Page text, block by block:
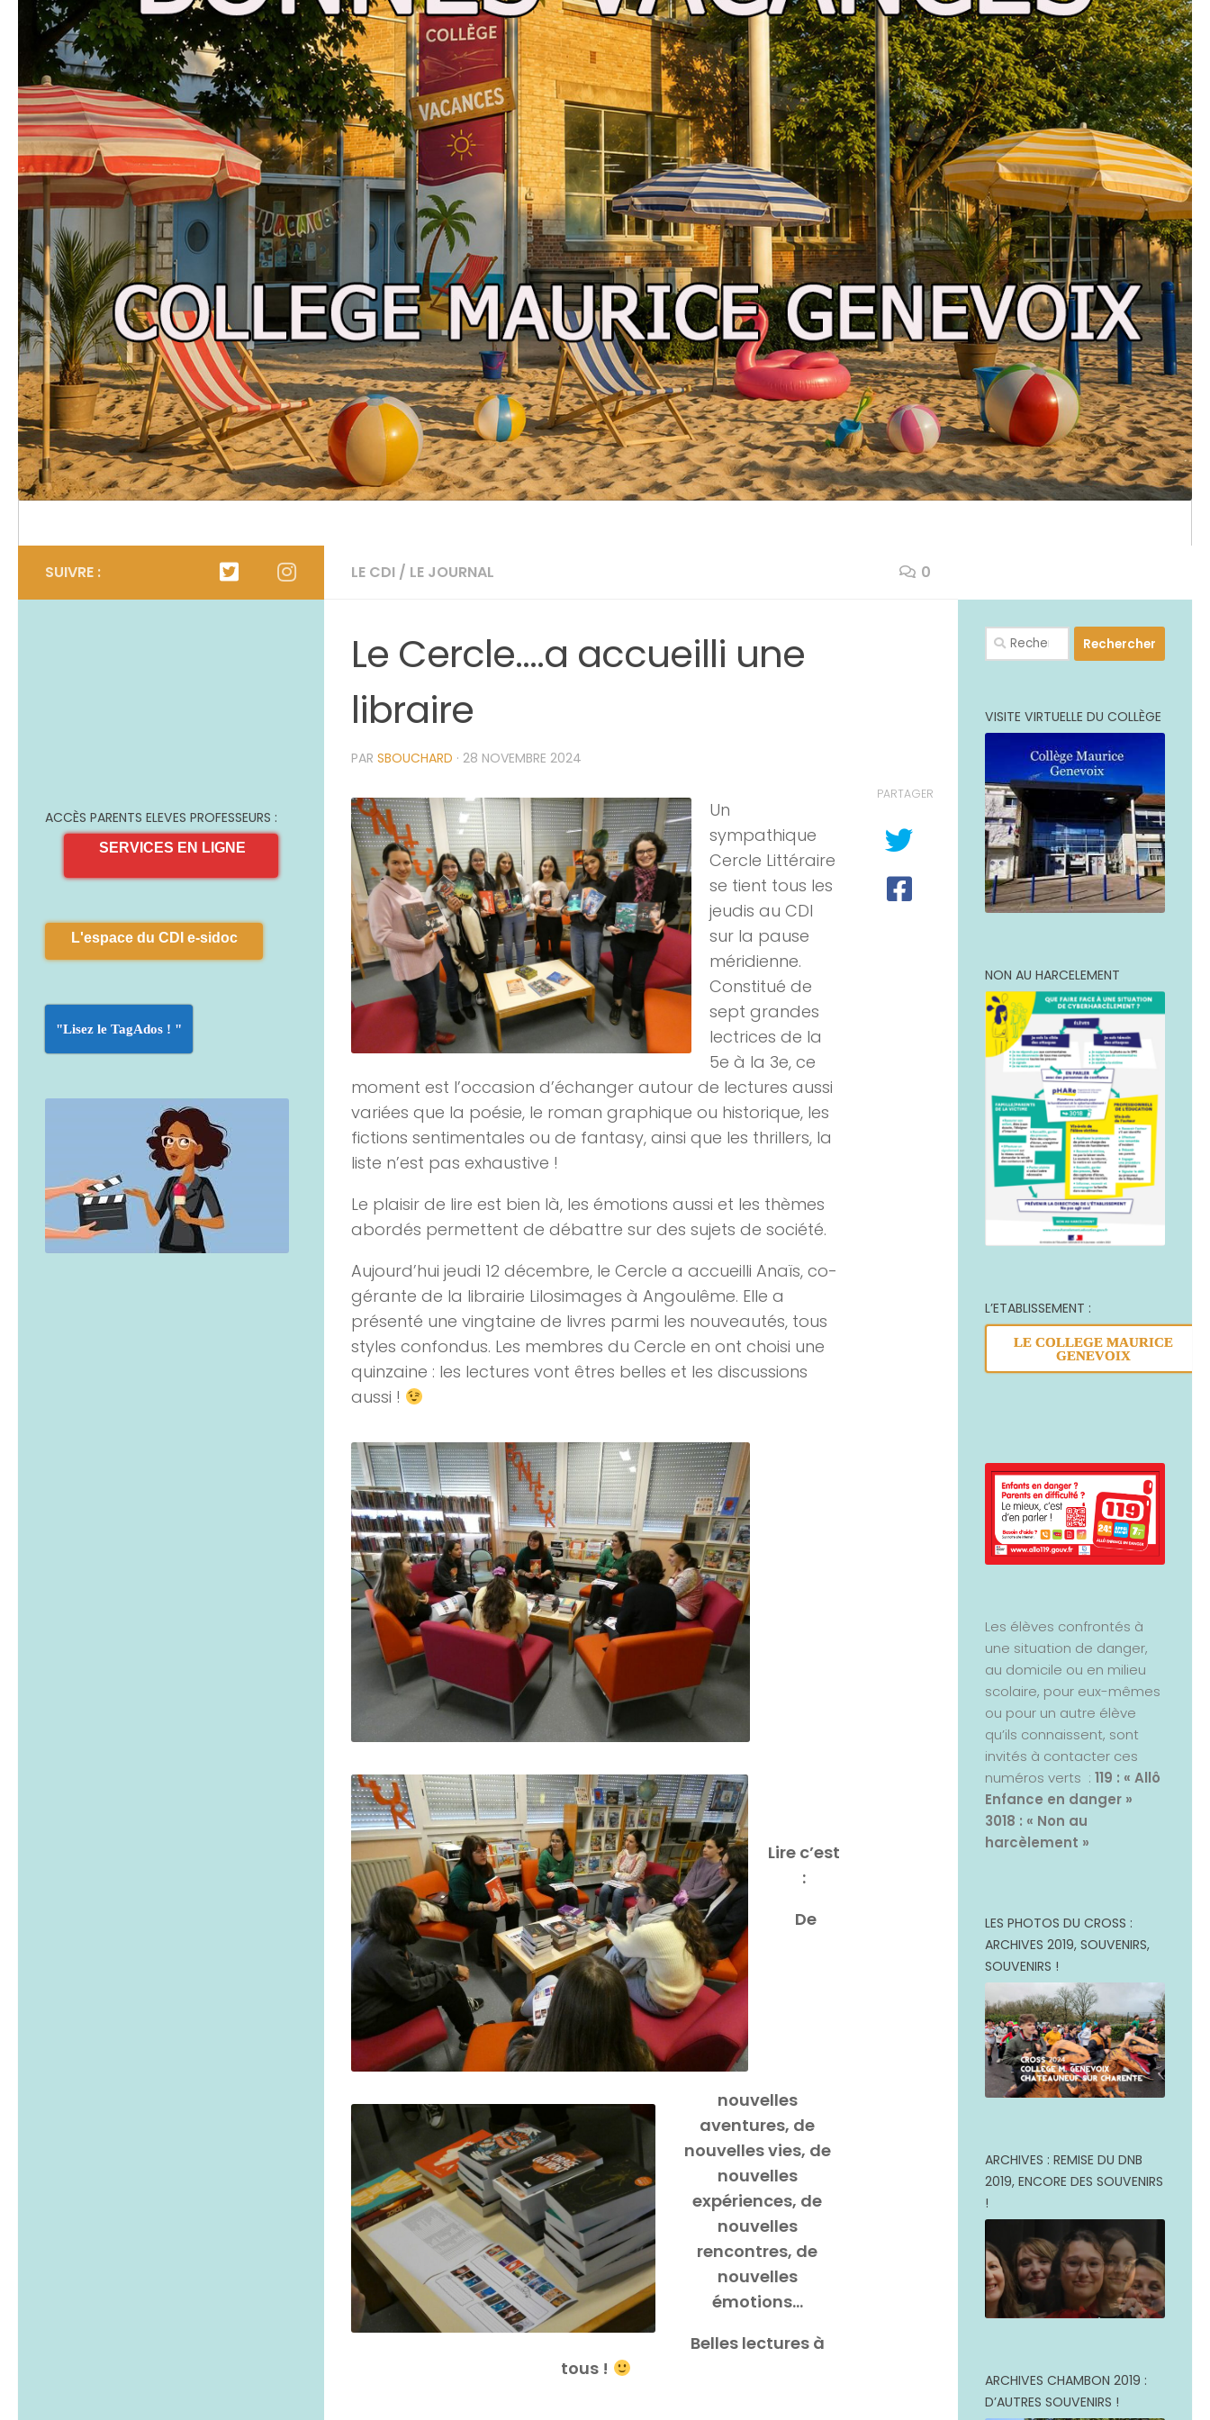
LE CDI / LE JOURNAL 0
Le Cercle….a accueilli une
libraire
PAR SBOUCHARD · 28 NOVEMBRE 2024
Un
sympathique
Cercle Littéraire
se tient tous les
jeudis au CDI
sur la pause
méridienne.
Constitué de
sept grandes
lectrices de la
5e à la 3e, ce
moment est l’occasion d’échanger autour de lectures aussi
variées que la poésie, le roman graphique ou historique, les
fictions sentimentales ou de fantasy, ainsi que les thrillers, la
liste n’est pas exhaustive !
Le plaisir de lire est bien là, les émotions aussi et les thèmes
abordés permettent de débattre sur des sujets de société.
Aujourd’hui jeudi 12 décembre, le Cercle a accueilli Anaïs, co-
gérante de la librairie Lilosimages à Angoulême. Elle a
présenté une vingtaine de livres parmi les nouveautés, tous
styles confondus. Les membres du Cercle en ont choisi une
quinzaine : les lectures vont êtres belles et les discussions
aussi !
Lire c’est
:
De
nouvelles
aventures, de
nouvelles vies, de
nouvelles
expériences, de
nouvelles
rencontres, de
nouvelles
émotions…
Belles lectures à
tous !
PARTAGER
SUIVRE :
ACCÈS PARENTS ELEVES PROFESSEURS :
SERVICES EN LIGNE
L'espace du CDI e-sidoc
"Lisez le TagAdos ! "
Rechercher :
VISITE VIRTUELLE DU COLLÈGE
NON AU HARCELEMENT
L’ETABLISSEMENT :
LE COLLEGE MAURICE
GENEVOIX
Les élèves confrontés à
une situation de danger,
au domicile ou en milieu
scolaire, pour eux-mêmes
ou pour un autre élève
qu’ils connaissent, sont
invités à contacter ces
numéros verts : 119 : « Allô
Enfance en danger »
3018 : « Non au
harcèlement »
LES PHOTOS DU CROSS :
ARCHIVES 2019, SOUVENIRS,
SOUVENIRS !
ARCHIVES : REMISE DU DNB
2019, ENCORE DES SOUVENIRS
!
ARCHIVES CHAMBON 2019 :
D’AUTRES SOUVENIRS !